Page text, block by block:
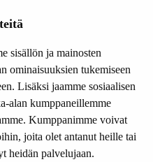
sisällön ja mainosten
ominaisuuksien tukemiseen
Lisäksi jaamme sosiaalisen
alan kumppaneillemme
Kumppanimme voivat
joita olet antanut heille tai
heidän palvelujaan.